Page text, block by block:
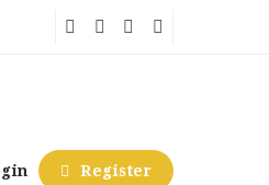
Register